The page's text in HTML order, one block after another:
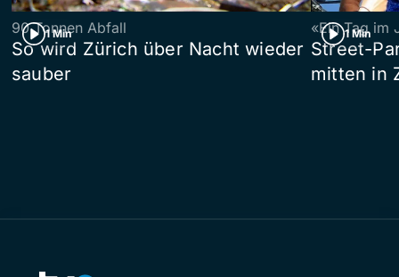
1 Min
90 Tonnen Abfall
So wird Zürich über Nacht wieder
sauber
1 Min
«Ein Tag im
Street-
mitten in